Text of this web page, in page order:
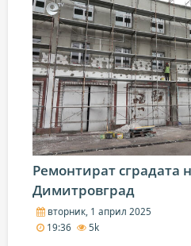
Ремонтират сградата
Димитровград
вторник, 1 април 2025
19:36
5k